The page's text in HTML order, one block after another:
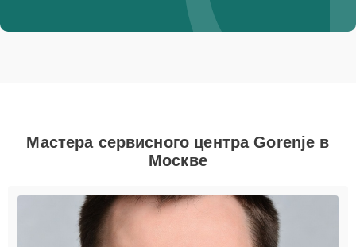
Мастера сервисного центра Gorenje в
Москве